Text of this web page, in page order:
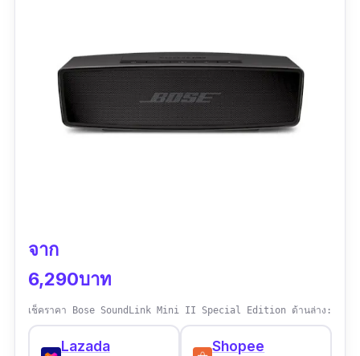
ต่อเนื่องสูงสุด :13 ชั่วโมง
เวอร์ชั่น Bluetooth :Bluetooth 4.1
คุณภาพดีแน่นอน จัดส่งฟรี เร็วมาก คุณภาพ
จาก
6,290บาท
เช็คราคา Bose SoundLink Mini II Special Edition ด้านล่าง:
Lazada
Shopee